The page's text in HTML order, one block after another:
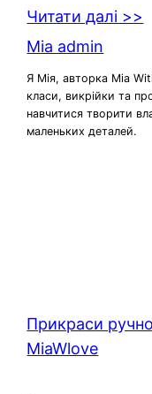
Читати далі >>
Mia admin
Я Мія, авторка Mia
класи, викрійки та
навчитися творити
маленьких деталей.
Прикраси
MiaWlove